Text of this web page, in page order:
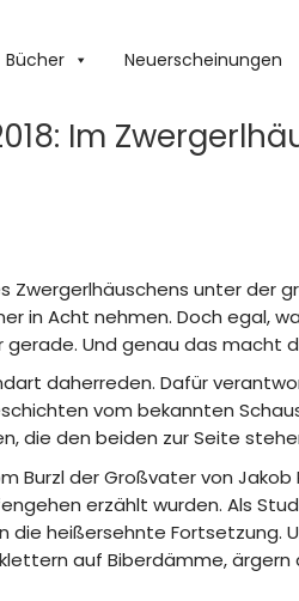
Bücher Neuerscheinungen
Im
Zwergerlhäuschens unter
in Acht nehmen. Doch egal,
Und genau das macht
daherreden. Dafür
vom bekannten
die den beiden zur Seite
der Großvater von
erzählt wurden. Als
heißersehnte Fortsetzung.
auf Biberdämme,